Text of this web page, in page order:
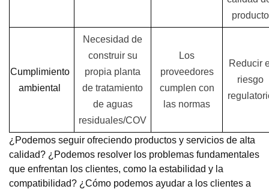
producto
Cumplimiento
ambiental
Necesidad de
construir su
propia planta
de tratamiento
de aguas
residuales/COV
Los
proveedores
cumplen con
las normas
Reducir
riesgo
¿Podemos seguir ofreciendo productos y servicios de alta
calidad? ¿Podemos resolver los problemas fundamentales
que enfrentan los clientes, como la estabilidad y la
compatibilidad? ¿Cómo podemos ayudar a los clientes a